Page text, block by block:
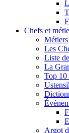
Chefs et
Les
Liste
La
Top 10
Argot